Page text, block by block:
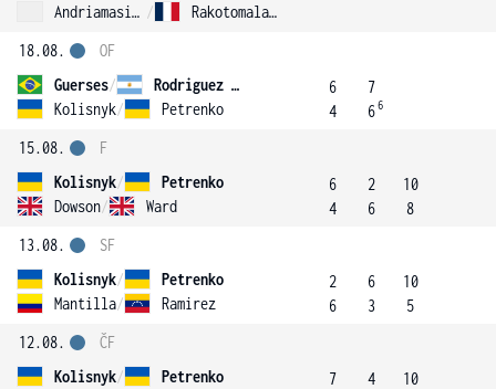
Andriamasilalao / Rakotomalala
18.08.
Guerses/
Rodriguez Taverna
Kolisnyk/ Petrenko
OF
6
4
7
66
15.08.
Kolisnyk/
Petrenko
Dowson/ Ward
F
6
4
2
6
10
8
13.08.
Kolisnyk/
Petrenko
Mantilla/ Ramirez
SF
2
6
6
3
10
5
12.08.
Kolisnyk/
Petrenko
ČF
7
4
10